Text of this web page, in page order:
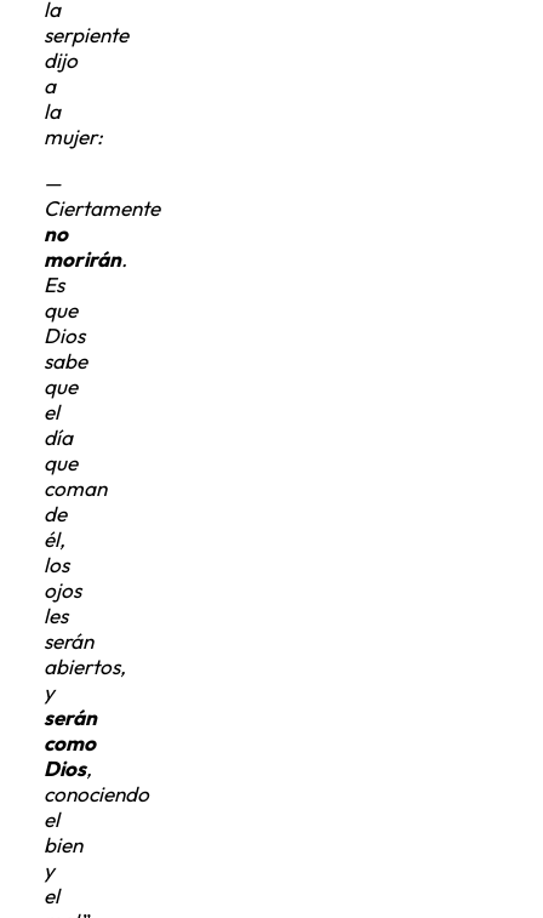
serpiente
dijo
a
la
mujer:
Ciertamente
no
morirán
Es
que
Dios
sabe
que
el
día
que
coman
de
él,
los
ojos
les
serán
abiertos,
y
serán
como
Dios,
conociendo
el
bien
y
el
mal